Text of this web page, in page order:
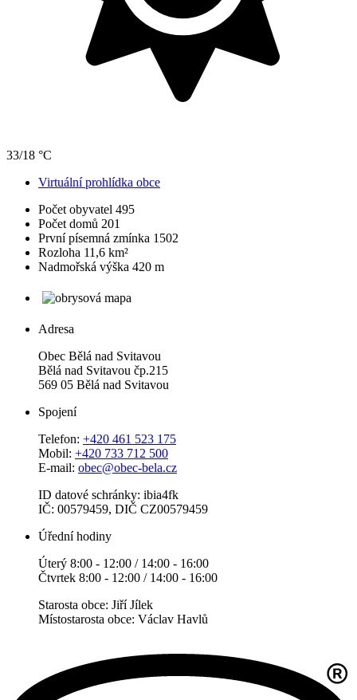
33/18 °C
Virtuální prohlídka obce
Počet obyvatel 495
Počet domů 201
První písemná zmínka 1502
Rozloha 11,6 km²
Nadmořská výška 420 m
Adresa
Obec Bělá nad Svitavou
Bělá nad Svitavou čp.215
569 05 Bělá nad Svitavou
Spojení
Telefon: +420 461 523 175
Mobil: +420 733 712 500
E-mail: obec@obec-bela.cz
ID datové schránky: ibia4fk
IČ: 00579459, DIČ CZ00579459
Úřední hodiny
Úterý 8:00 - 12:00 / 14:00 - 16:00
Čtvrtek 8:00 - 12:00 / 14:00 - 16:00
Starosta obce: Jiří Jílek
Místostarosta obce: Václav Havlů